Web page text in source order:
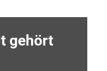
gehört